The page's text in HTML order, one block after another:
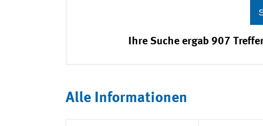
Ihre Suche ergab 907
Alle Informationen